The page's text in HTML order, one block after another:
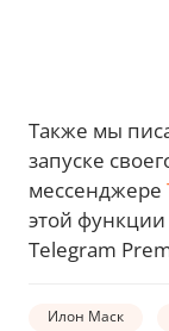
Также мы
запуске
мессенджере
этой функции
Telegram
Илон Маск